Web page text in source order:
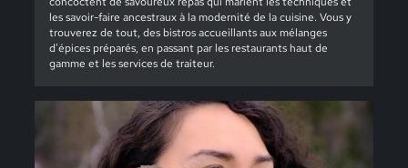
les savoir-faire ancestraux à la modernité de la cuisine. Vous y
trouverez de tout, des bistros accueillants aux mélanges
d'épices préparés, en passant par les restaurants haut de
gamme et les services de traiteur.